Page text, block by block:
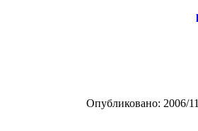
Опубликовано: 2006/